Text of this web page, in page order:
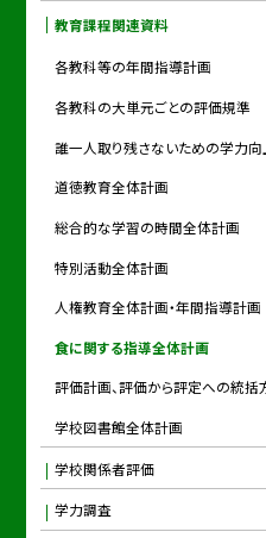
教育課程関連資料
各教科等の年間指導計画
各教科の大単元ごとの評価規準
誰一人取り残さないための学力向
道徳教育全体計画
総合的な学習の時間全体計画
特別活動全体計画
人権教育全体計画・年間指導計画
食に関する指導全体計画
評価計画、評価から評定への統括
学校図書館全体計画
学校関係者評価
学力調査